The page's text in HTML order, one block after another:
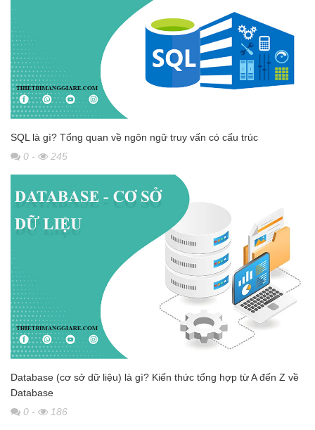
SQL là gì? Tổng quan về ngôn ngữ truy vấn có cấu trúc
0 - 245
Database (cơ sở dữ liệu) là gì? Kiến thức tổng hợp từ A đến Z về
Database
0 - 186